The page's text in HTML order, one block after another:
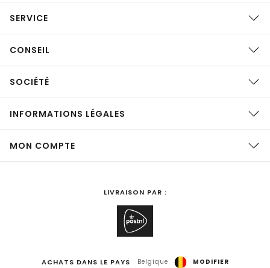
SERVICE
CONSEIL
SOCIÉTÉ
INFORMATIONS LÉGALES
MON COMPTE
LIVRAISON PAR :
ACHATS DANS LE PAYS Belgique MODIFIER